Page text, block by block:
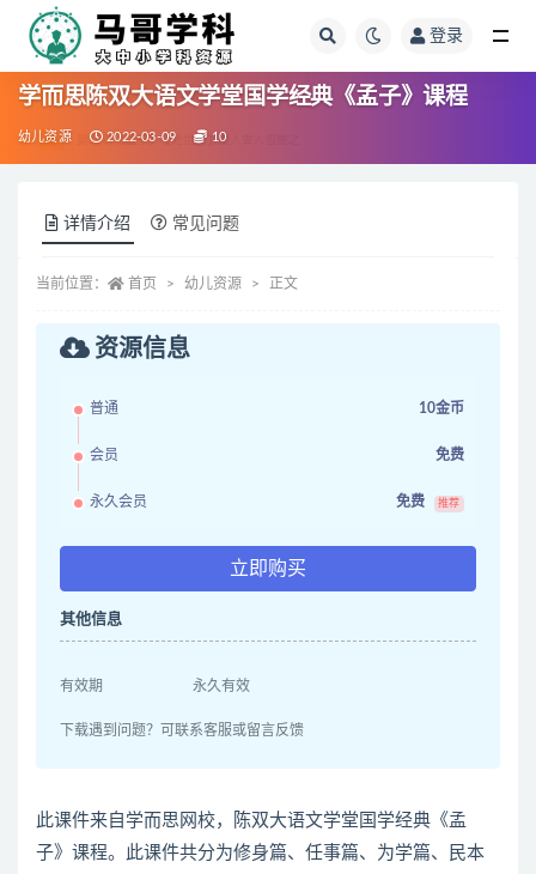
登录
学而思陈双大语文学堂国学经典《孟子》课程
幼儿资源 2022-03-09 10
详情介绍 常见问题
当前位置： 首页 幼儿资源 正文
资源信息
普通 10金币
会员 免费
永久会员 免费 推荐
立即购买
其他信息
有效期 永久有效
下载遇到问题？可联系客服或留言反馈
此课件来自学而思网校，陈双大语文学堂国学经典《孟
子》课程。此课件共分为修身篇、任事篇、为学篇、民本
全部